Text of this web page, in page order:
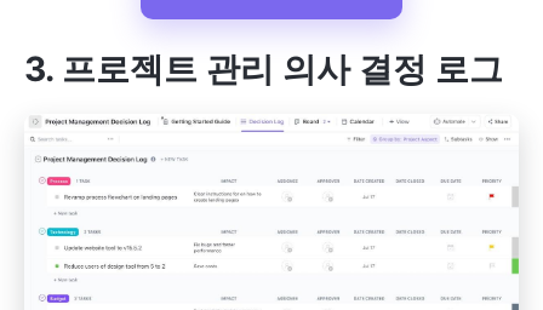
3. 프로젝트 관리 의사 결정 로그